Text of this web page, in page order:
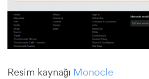
Resim kaynağı Monocle